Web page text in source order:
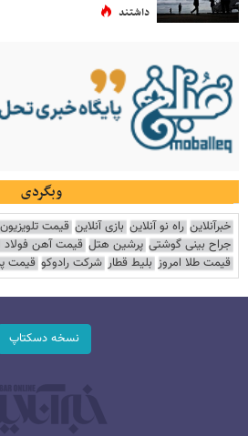
داشتند
وبگردی
خبرآنلاین راه نو آنلاین بازی آنلاین قیمت
جراح بینی گوشتی پرشین هتل قیمت آهن فولاد
قیمت طلا امروز بلیط قطار شرکت رادوکو قیمت
نسخه دسکتاپ